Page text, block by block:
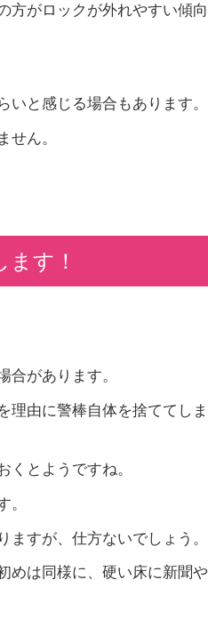
方がロックが外れやすい傾向
と感じる場合もあります。
ん。
す！
があります。
理由に警棒自体を捨ててしま
とようですね。
すが、仕方ないでしょう。
めは同様に、硬い床に新聞や